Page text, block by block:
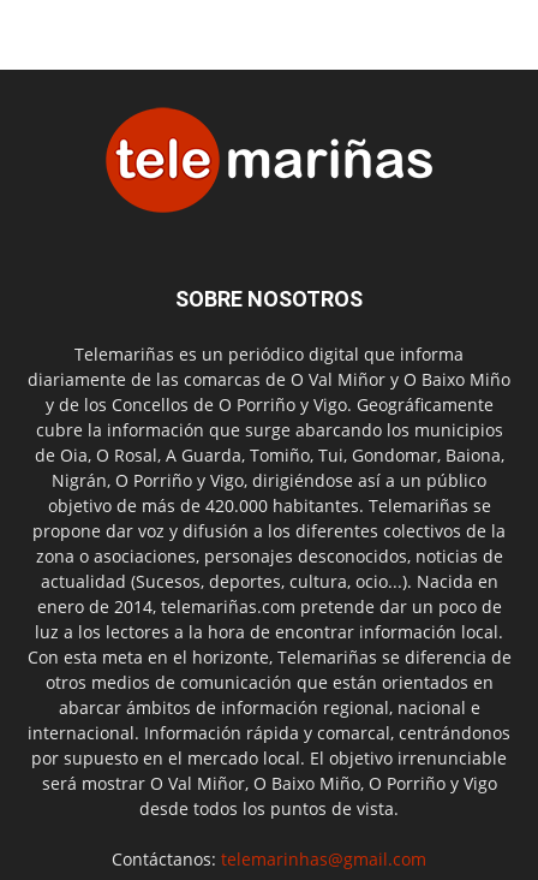
SOBRE NOSOTROS
Telemariñas es un periódico digital que informa
diariamente de las comarcas de O Val Miñor y O Baixo Miño
y de los Concellos de O Porriño y Vigo. Geográficamente
cubre la información que surge abarcando los municipios
de Oia, O Rosal, A Guarda, Tomiño, Tui, Gondomar, Baiona,
Nigrán, O Porriño y Vigo, dirigiéndose así a un público
objetivo de más de 420.000 habitantes. Telemariñas se
propone dar voz y difusión a los diferentes colectivos de la
zona o asociaciones, personajes desconocidos, noticias de
actualidad (Sucesos, deportes, cultura, ocio...). Nacida en
enero de 2014, telemariñas.com pretende dar un poco de
luz a los lectores a la hora de encontrar información local.
Con esta meta en el horizonte, Telemariñas se diferencia de
otros medios de comunicación que están orientados en
abarcar ámbitos de información regional, nacional e
internacional. Información rápida y comarcal, centrándonos
por supuesto en el mercado local. El objetivo irrenunciable
será mostrar O Val Miñor, O Baixo Miño, O Porriño y Vigo
desde todos los puntos de vista.
Contáctanos: telemarinhas@gmail.com